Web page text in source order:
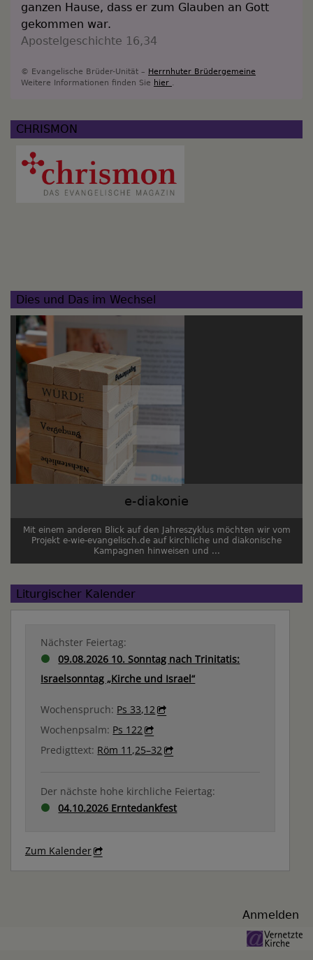
ganzen Hause, dass er zum Glauben an Gott
gekommen war.
Apostelgeschichte 16,34
© Evangelische Brüder-Unität – Herrnhuter Brüdergemeine
Weitere Informationen finden Sie hier .
CHRISMON
Dies und Das im Wechsel
e-diakonie
Mit einem anderen Blick auf den Jahreszyklus möchten wir vom
Projekt e-wie-evangelisch.de auf kirchliche und diakonische
Kampagnen hinweisen und ...
Liturgischer Kalender
Nächster Feiertag:
09.08.2026 10. Sonntag nach Trinitatis:
Israelsonntag „Kirche und Israel“
Wochenspruch: Ps 33,12
Wochenpsalm: Ps 122
Predigttext: Röm 11,25–32
Der nächste hohe kirchliche Feiertag:
04.10.2026 Erntedankfest
Zum Kalender
Anmelden